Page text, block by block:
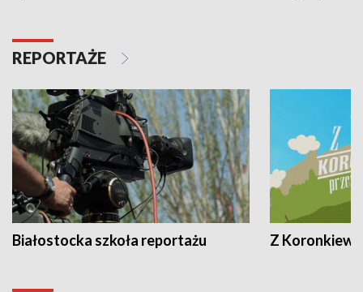
REPORTAŻE
Białostocka szkoła reportażu Z